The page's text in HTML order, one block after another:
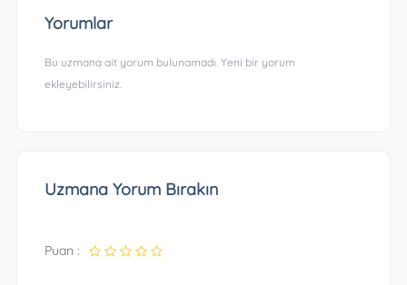
Yorumlar
Bu uzmana ait yorum bulunamadı. Yeni bir yorum
ekleyebilirsiniz.
Uzmana Yorum Bırakın
Puan :